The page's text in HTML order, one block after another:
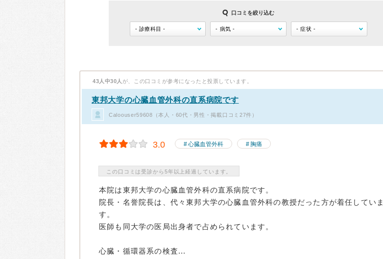
口コミを絞り込む
43人中30人 が、この口コミが参考になったと投票しています。
東邦大学の心臓血管外科の直系病院です
Caloouser59608（本人・60代・男性・掲載口コミ27件）
3.0 心臓血管外科 胸痛
この口コミは受診から5年以上経過しています。
本院は東邦大学の心臓血管外科の直系病院です。
院長・名誉院長は、代々東邦大学の心臓血管外科の教授だった方が着任していま
す。
医師も同大学の医局出身者で占められています。
心臓・循環器系の検査...